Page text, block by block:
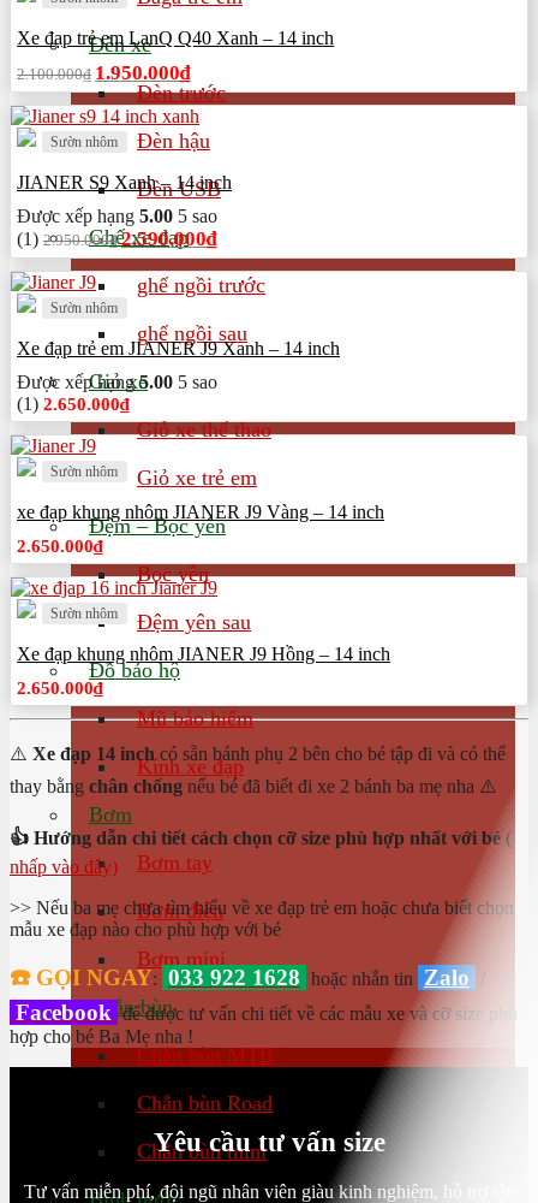
Đèn xe
Đèn trước
Đèn hậu
Đèn USB
Ghế xe đạp
ghế ngồi trước
ghế ngồi sau
Giỏ xe
Giỏ xe thể thao
Giỏ xe trẻ em
Đệm – Bọc yên
Bọc yên
Đệm yên sau
Đồ bảo hộ
Mũ bảo hiểm
Kính xe đạp
Bơm
Bơm tay
Bơm điện
Bơm mini
Chắn bùn
Chắn bùn MTB
Chắn bùn Road
Chắn bùn mini
Xe đạp trẻ em LanQ Q40 Xanh – 14 inch
2.100.000₫ Giá
gốc
là:
2.100.000₫.
1.950.000₫Giá
hiện
tại
là:
1.950.000₫.
Sườn nhôm
JIANER S9 Xanh – 14 inch
Được xếp hạng 5.00 5 sao
(1) 2.950.000₫Giá
gốc
là:
2.950.000₫.
2.590.000₫Giá
hiện
tại
là:
Sườn nhôm
Xe đạp trẻ em JIANER J9 Xanh – 14 inch
Được xếp hạng5.00 5 sao
(1) 2.650.000₫
Sườn nhôm
xe đạp khung nhôm JIANER J9 Vàng – 14 inch
2.650.000₫
Sườn nhôm
Xe đạp khung nhôm JIANER J9 Hồng – 14 inch
2.650.000₫
⚠️ Xe đạp 14 inchcó sẵn bánh phụ 2 bên cho bé tập đi và có thể
thay bằng chân chống nếu bé đã biết đi xe 2 bánh ba mẹ nha ⚠️
👍 Hướng dẫn chi tiết cách chọn cỡ size phù hợp nhất với bé(
nhấp vào đây)
>> Nếu ba mẹ chưa tìm hiểu về xe đạp trẻ em hoặc chưa biết chọn
mẫu xe đạp nào cho phù hợp với bé
☎️ GỌI NGAY: 033 922 1628 hoặc nhắn tin Zalo /
Facebook để được tư vấn chi tiết về các mẫu xe và cỡ size phù
hợp cho bé Ba Mẹ nha !
Yêu cầu tư vấn size
Tư vấn miễn phí, đội ngũ nhân viên giàu kinh nghiệm, hỗ trợ tận